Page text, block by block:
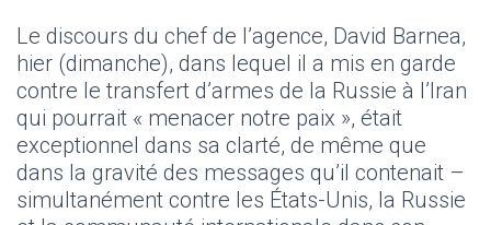
Le discours du chef de l’agence, David Barnea,
hier (dimanche), dans lequel il a mis en garde
contre le transfert d’armes de la Russie à l’Iran
qui pourrait « menacer notre paix », était
exceptionnel dans sa clarté, de même que
dans la gravité des messages qu’il contenait –
simultanément contre les États-Unis, la Russie